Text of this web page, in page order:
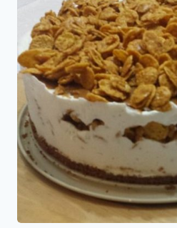
crema
de
caramelo
Corn
Flakes